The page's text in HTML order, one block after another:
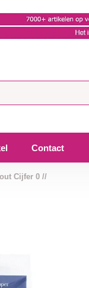
Contact
Cijfer 0 //